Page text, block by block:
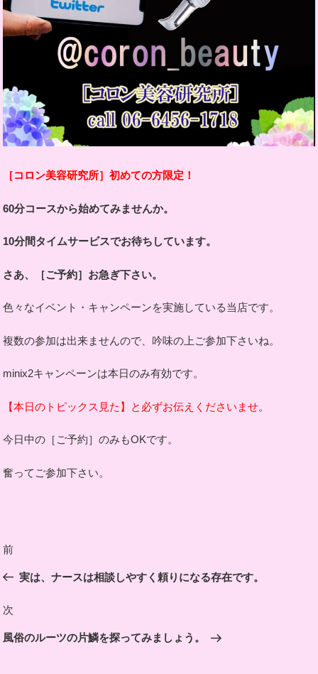
［コロン美容研究所］初めての方限定！
60分コースから始めてみませんか。
10分間タイムサービスでお待ちしています。
さあ、［ご予約］お急ぎ下さい。
色々なイベント・キャンペーンを実施している当店です。
複数の参加は出来ませんので、吟味の上ご参加下さいね。
minix2キャンペーンは本日のみ有効です。
【本日のトピックス見た】と必ずお伝えくださいませ。
今日中の［ご予約］のみもOKです。
奮ってご参加下さい。
稿
ナ
ゲ
ー
前
投
前
実は、ナースは相談しやすく頼りになる存在です。
次
投
次
風俗のルーツの片鱗を探ってみましょう。